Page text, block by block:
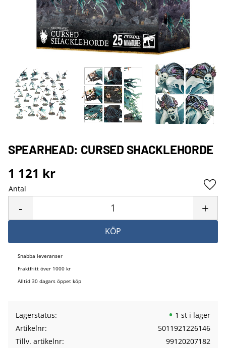
SPEARHEAD: CURSED SHACKLEHORDE
1 121 kr
Antal
+
-
KÖP
Snabba leveranser
Fraktfritt över 1000 kr
Alltid 30 dagars öppet köp
Lagerstatus
1 st i lager
Artikelnr
5011921226146
Tillv. artikelnr
99120207182